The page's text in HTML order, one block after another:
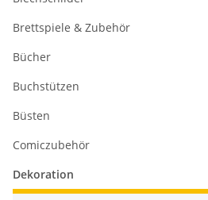
Brettspiele & Zubehör
Bücher
Buchstützen
Büsten
Comiczubehör
Dekoration